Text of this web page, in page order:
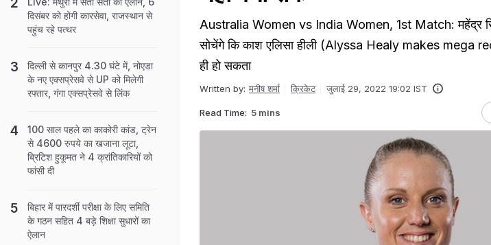
Australia Women vs India Women, 1st Match: महेंद्र
सोचेंगे कि काश एलिसा हीली (Alyssa Healy makes mega
ही हो सकता
Written by: मनीष शर्मा क्रिकेट जुलाई 29, 2022 19:02 IST
Read Time: 5 mins
दिसंबर को होगी कारसेवा, राजस्थान से
पहुंच रहे पत्थर
दिल्ली से कानपुर 4.30 घंटे में, नोएडा
के नए एक्सप्रेसवे से UP को मिलेगी
रफ्तार, गंगा एक्सप्रेसवे से लिंक
100 साल पहले का काकोरी कांड, ट्रेन
से 4600 रुपये का खजाना लूटा,
ब्रिटिश हुकूमत ने 4 क्रांतिकारियों को
फांसी दी
बिहार में पारदर्शी परीक्षा के लिए समिति
के गठन सहित 4 बड़े शिक्षा सुधारों का
ऐलान